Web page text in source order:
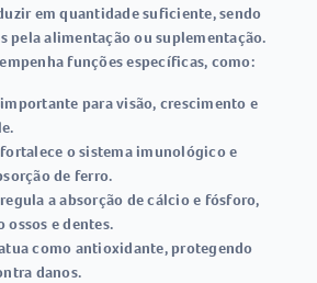
em quantidade suficiente, sendo
pela alimentação ou suplementação.
funções específicas, como:
para visão, crescimento e
o sistema imunológico e
de ferro.
a absorção de cálcio e fósforo,
ossos e dentes.
como antioxidante, protegendo
danos.